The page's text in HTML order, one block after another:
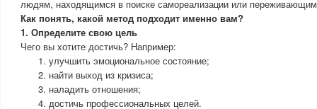
людям, находящимся в поиске самореализации или переживающим
Как понять, какой метод подходит именно вам?
1. Определите свою цель
Чего вы хотите достичь? Например:
улучшить эмоциональное состояние;
найти выход из кризиса;
наладить отношения;
достичь профессиональных целей.